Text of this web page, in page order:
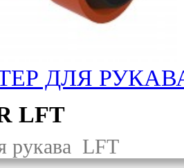
ДЛЯ
LFT
рукава LFT